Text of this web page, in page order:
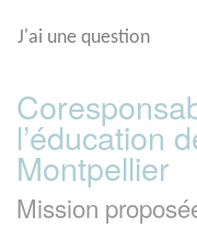
J'ai une question
l’éducation
Montpellier
Mission